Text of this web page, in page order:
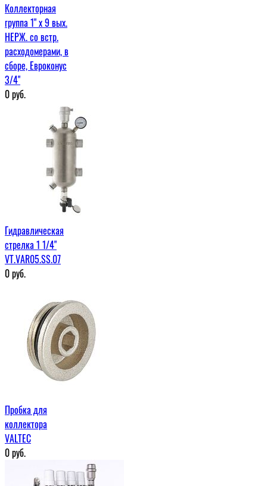
Коллекторная
группа 1" х 9 вых.
НЕРЖ. со встр.
расходомерами, в
сборе, Евроконус
3/4"
0руб.
Гидравлическая
стрелка 1 1/4"
VT.VAR05.SS.07
0руб.
Пробка для
коллектора
VALTEC
0руб.